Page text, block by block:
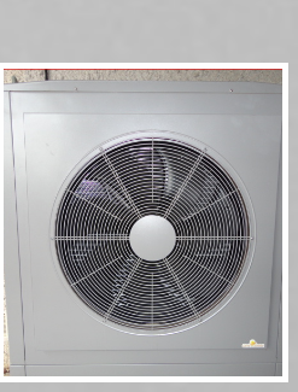
HT70 17kW